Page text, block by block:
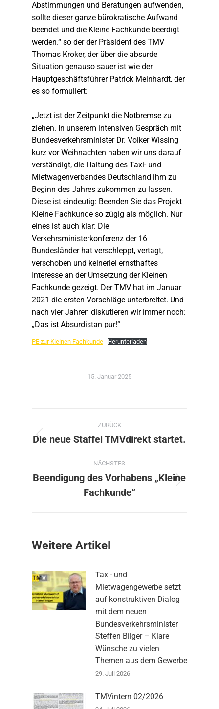
Abstimmungen und Beratungen aufwenden,
sollte dieser ganze bürokratische Aufwand
beendet und die Kleine Fachkunde beerdigt
werden.“ so der der Präsident des TMV
Thomas Kroker, der über die absurde
Situation genauso sauer ist wie der
Hauptgeschäftsführer Patrick Meinhardt, der
es so formuliert:
„Jetzt ist der Zeitpunkt die Notbremse zu
ziehen. In unserem intensiven Gespräch mit
Bundesverkehrsminister Dr. Volker Wissing
kurz vor Weihnachten haben wir uns darauf
verständigt, die Haltung des Taxi- und
Mietwagenverbandes Deutschland ihm zu
Beginn des Jahres zukommen zu lassen.
Diese ist eindeutig: Beenden Sie das Projekt
Kleine Fachkunde so zügig als möglich. Nur
eines ist auch klar: Die
Verkehrsministerkonferenz der 16
Bundesländer hat verschleppt, vertagt,
verschoben und keinerlei ernsthaftes
Interesse an der Umsetzung der Kleinen
Fachkunde gezeigt. Der TMV hat im Januar
2021 die ersten Vorschläge unterbreitet. Und
nach vier Jahren diskutieren wir immer noch:
„Das ist Absurdistan pur!“
PE zur Kleinen Fachkunde Herunterladen
15. Januar 2025
Kommentarnavigation
ZURÜCK
Vorheriger
Die neue Staffel TMVdirekt startet.
NÄCHSTES
Beitrag:
Beendigung des Vorhabens „Kleine
Fachkunde“
Weitere Artikel
Taxi- und
Mietwagengewerbe setzt
auf konstruktiven Dialog
mit dem neuen
Bundesverkehrsminister
Steffen Bilger – Klare
Wünsche zu vielen
Themen aus dem Gewerbe
29. Juli 2026
TMVintern 02/2026